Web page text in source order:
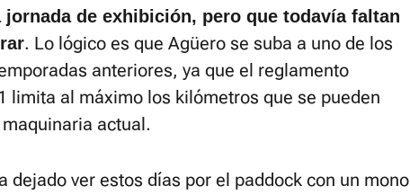
jornada de exhibición, pero que todavía faltan
. Lo lógico es que Agüero se suba a uno de los
anteriores, ya que el reglamento
limita al máximo los kilómetros que se pueden
actual.
dejado ver estos días por el paddock con un mono